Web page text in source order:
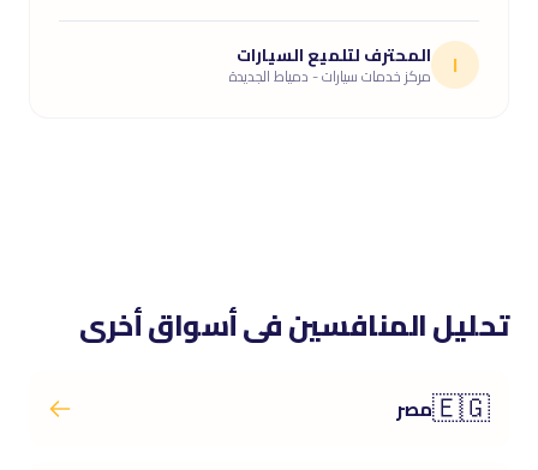
ا المحترف لتلميع السيارات
مركز خدمات سيارات - دمياط الجديدة
تحليل المنافسين فى أسواق أخرى
🇪🇬مصر